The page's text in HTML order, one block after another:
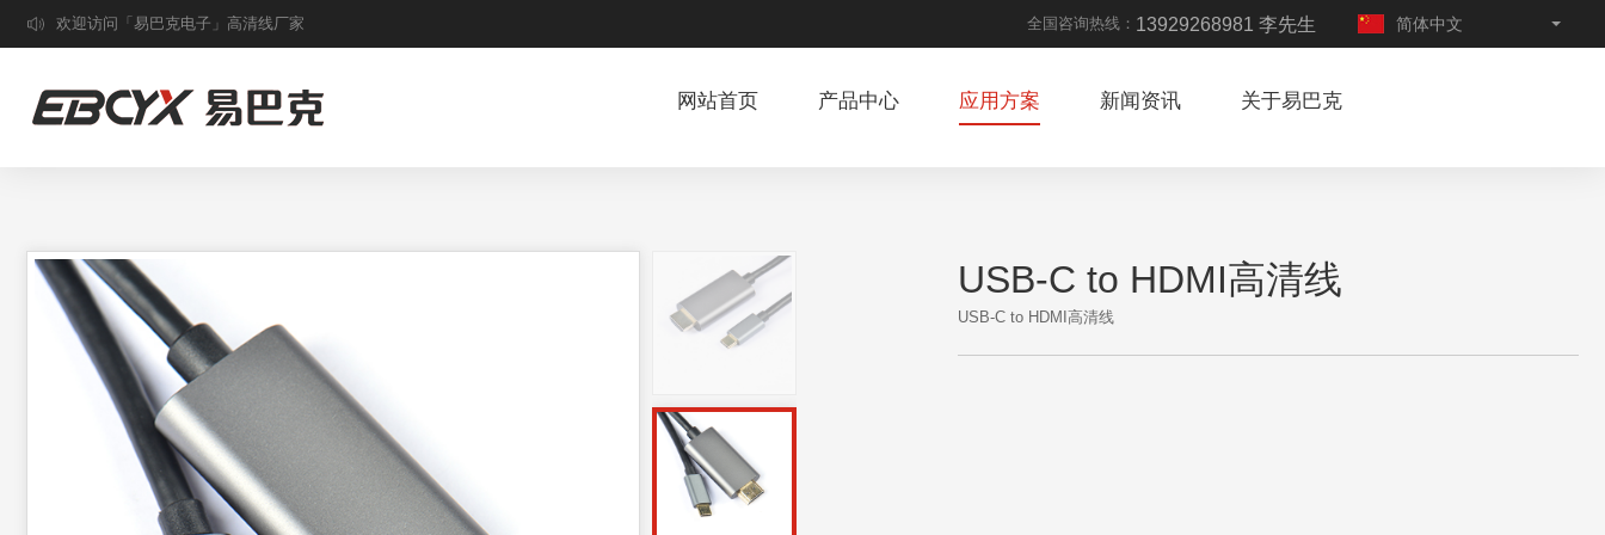
欢迎访问「易巴克电子」高清线厂家 全国咨询热线： 13929268981 李先生 简体中文
网站首页 产品中心 应用方案 新闻资讯 关于易巴克
USB-C to HDMI高清线
USB-C to HDMI高清线